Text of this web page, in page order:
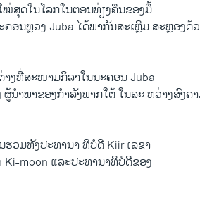
ໝ່ສຸດໃນໂລກໃນຕອນທ່ຽງຄືນຂອງມື້
ອນຫຼວງ Juba ໄດ້ພາກັນສະເຫຼີມ ສະຫຼອງດ້
ງທີ່ສະໜາມກິລາໃນນະຄອນ Juba
ນຳພາຂອງກຳລັງພາກໃຕ້ ໃນລະ ຫວ່າງສົງຄ
ວມທັງປະທານາ ທິບໍດີ Kiir ເລຂາ
moon ແລະປະທານາທິບໍດີຂອງ